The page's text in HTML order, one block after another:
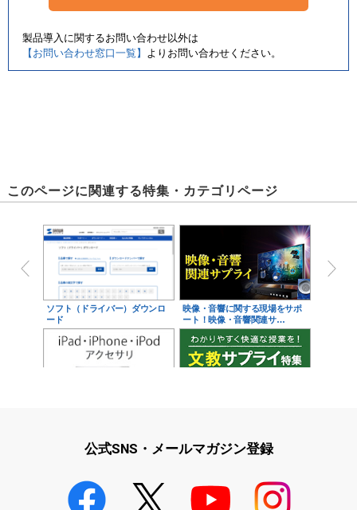
製品導入に関するお問い合わせ以外は
【お問い合わせ窓口一覧】
よりお問い合わせください。
このページに関連する特集・カテゴリページ
ソフト（ドライバー）ダウンロ
ード
映像・音響に関する現場をサポ
ート！映像・音響関連サ…
公式SNS・メールマガジン登録